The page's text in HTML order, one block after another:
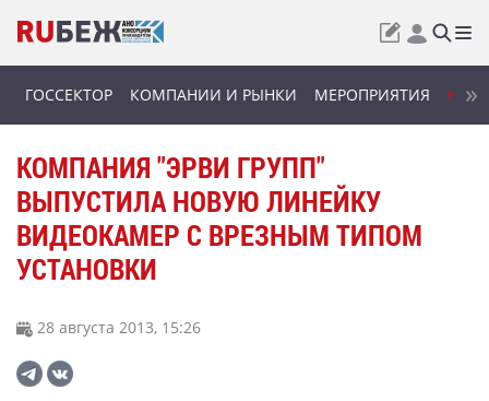
ГОССЕКТОР КОМПАНИИ И РЫНКИ МЕРОПРИЯТИЯ
КОМПАНИЯ "ЭРВИ ГРУПП"
ВЫПУСТИЛА НОВУЮ ЛИНЕЙКУ
ВИДЕОКАМЕР С ВРЕЗНЫМ ТИПОМ
УСТАНОВКИ
28 августа 2013, 15:26